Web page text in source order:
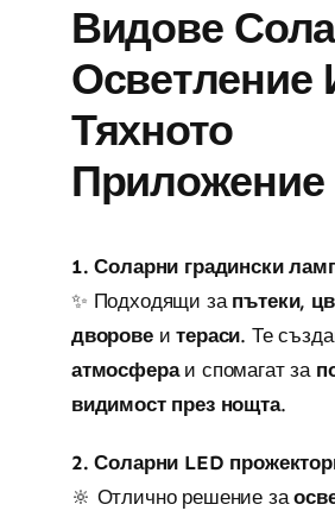
Видове
Осветление
Тяхното
Приложение
1. Соларни градински
✨ Подходящи за пътеки,
дворовеитераси. Те
атмосфераи спомагат за
видимост през нощта.
2. Соларни LED
🔆 Отлично решение за